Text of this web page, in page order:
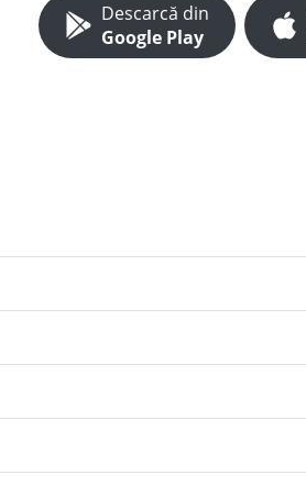
Descarcă din
Google Play